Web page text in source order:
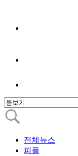
전체뉴스
피플